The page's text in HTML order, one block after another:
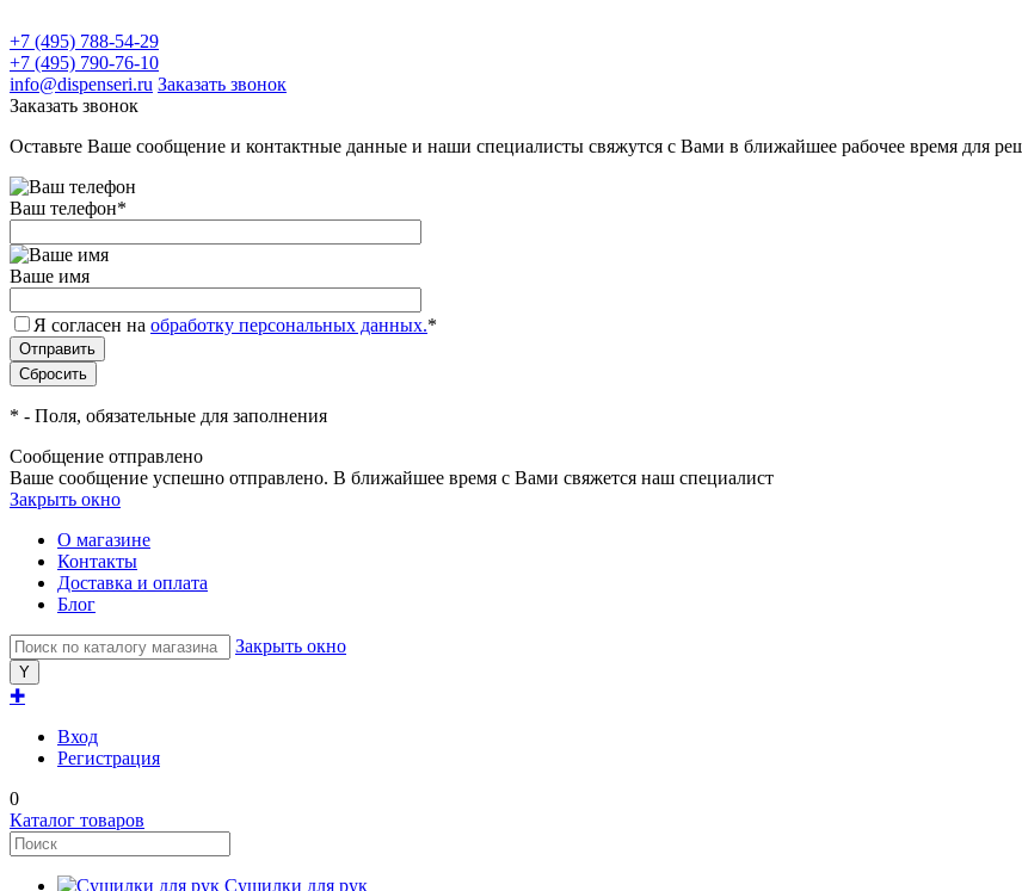
+7 (495) 788-54-29
+7 (495) 790-76-10
info@dispenseri.ru Заказать звонок
Заказать звонок
Оставьте Ваше сообщение и контактные данные и наши специалисты свяжутся с Вами в ближайшее рабочее время для
Ваш телефон*
Ваше имя
Я согласен на обработку персональных данных.*
* - Поля, обязательные для заполнения
Сообщение отправлено
Ваше сообщение успешно отправлено. В ближайшее время с Вами свяжется наш специалист
Закрыть окно
О магазине
Контакты
Доставка и оплата
Блог
Закрыть окно
✚
Вход
Регистрация
0
Каталог товаров
Сушилки для рук